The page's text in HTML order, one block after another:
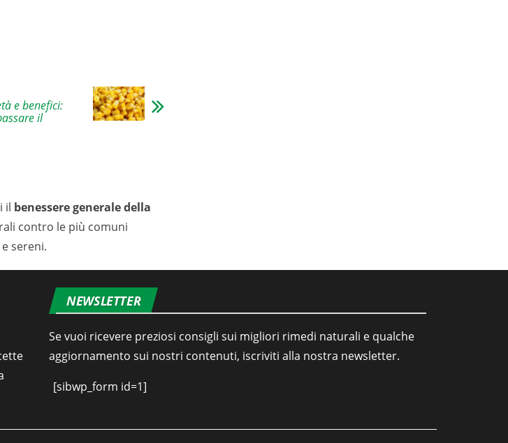
e benefici:
il
il benessere generale della
contro le più comuni
sereni.
NEWSLETTER
Se vuoi ricevere preziosi consigli sui migliori rimedi naturali e qualche
aggiornamento sui nostri contenuti, iscriviti alla nostra newsletter.
[sibwp_form id=1]